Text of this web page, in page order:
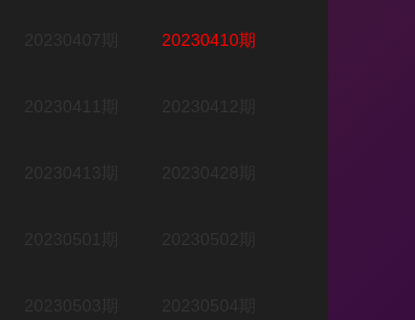
20230410期